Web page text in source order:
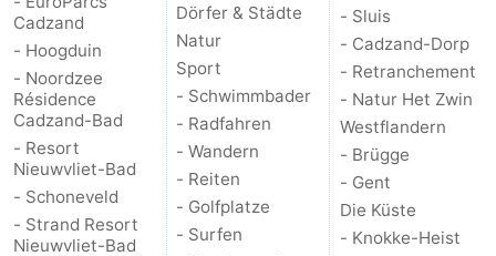
Cadzand
- Hoogduin
- Noordzee
Résidence
Cadzand-Bad
- Resort
Nieuwvliet-Bad
- Schoneveld
- Strand Resort
Nieuwvliet-Bad
Dörfer & Städte
Natur
Sport
- Schwimmbader
- Radfahren
- Wandern
- Reiten
- Golfplatze
- Surfen
- Sluis
- Cadzand-Dorp
- Retranchement
- Natur Het Zwin
Westflandern
- Brügge
- Gent
Die Küste
- Knokke-Heist